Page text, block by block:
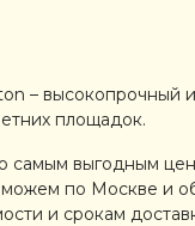
– высокопрочный
площадок.
самым выгодным
можем по Москве и
и срокам